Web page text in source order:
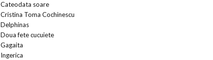
Cateodata soare
Cristina Toma Cochinescu
Delphinas
Doua fete cucuiete
Gagaita
Ingerica